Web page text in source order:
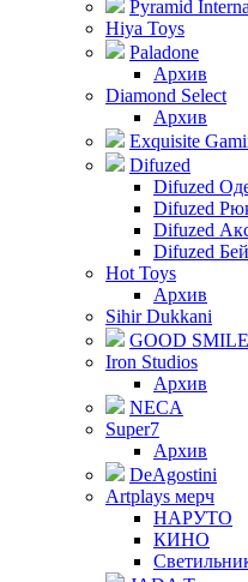
Pyramid
Hiya Toys
Paladone
Архив
Diamond Select
Архив
Exquisite
Difuzed
Difuzed
Difuzed
Difuzed
Difuzed
Hot Toys
Архив
Sihir Dukkani
GOOD
Iron Studios
Архив
NECA
Super7
Архив
DeAgostini
Artplays мерч
НАРУТО
КИНО